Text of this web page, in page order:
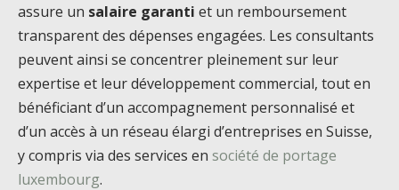
assure un salaire garanti et un remboursement
transparent des dépenses engagées. Les consultants
peuvent ainsi se concentrer pleinement sur leur
expertise et leur développement commercial, tout en
bénéficiant d’un accompagnement personnalisé et
d’un accès à un réseau élargi d’entreprises en Suisse,
y compris via des services en société de portage
luxembourg.